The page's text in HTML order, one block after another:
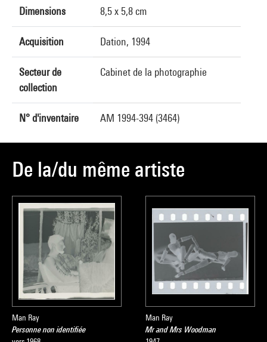
Dimensions 8,5 x 5,8 cm
Acquisition Dation, 1994
Secteur de
collection
Cabinet de la photographie
N° d'inventaire AM 1994-394 (3464)
De la/du même artiste
Man Ray
Personne non identifiée
Man Ray
Mr and Mrs Woodman